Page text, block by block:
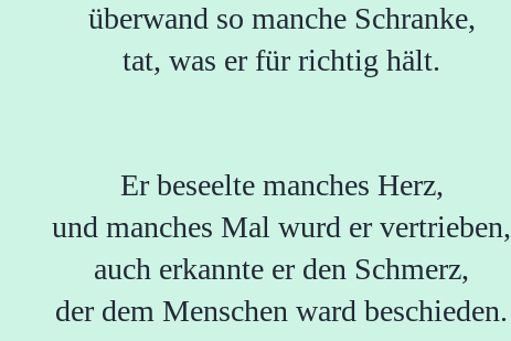
überwand so manche Schranke,
tat, was er für richtig hält.
Er beseelte manches Herz,
und manches Mal wurd er vertrieben,
auch erkannte er den Schmerz,
der dem Menschen ward beschieden.